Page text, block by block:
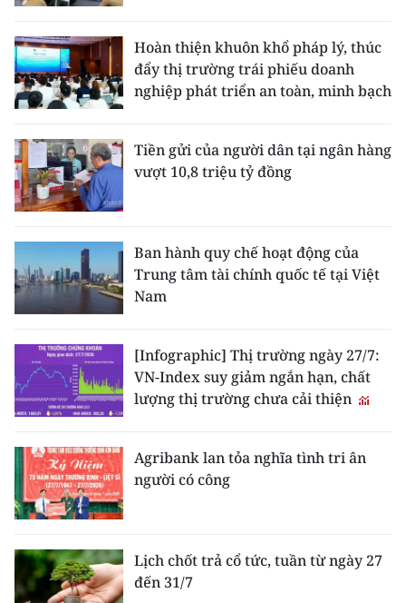
Hoàn thiện khuôn khổ pháp lý, thúc
đẩy thị trường trái phiếu doanh
nghiệp phát triển an toàn, minh bạch
Tiền gửi của người dân tại ngân hàng
vượt 10,8 triệu tỷ đồng
Ban hành quy chế hoạt động của
Trung tâm tài chính quốc tế tại Việt
Nam
[Infographic] Thị trường ngày 27/7:
VN-Index suy giảm ngắn hạn, chất
lượng thị trường chưa cải thiện
Agribank lan tỏa nghĩa tình tri ân
người có công
Lịch chốt trả cổ tức, tuần từ ngày 27
đến 31/7